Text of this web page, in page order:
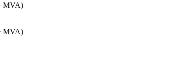
MVA)
MVA)